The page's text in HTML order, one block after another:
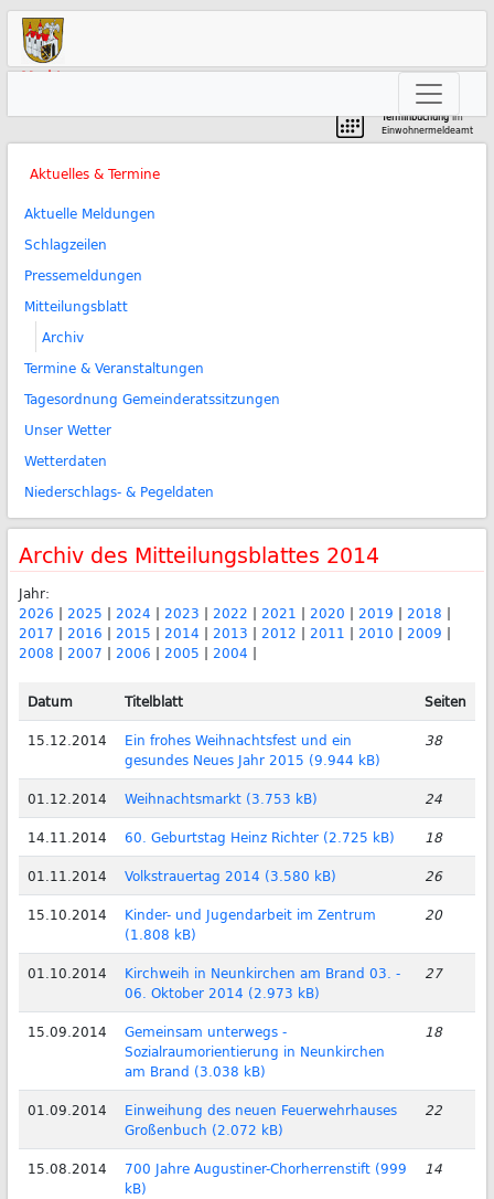
Markt
Terminbuchungim
Einwohnermeldeamt
Aktuelles & Termine
Aktuelle Meldungen
Schlagzeilen
Pressemeldungen
Mitteilungsblatt
Archiv
Termine & Veranstaltungen
Tagesordnung Gemeinderatssitzungen
Unser Wetter
Wetterdaten
Niederschlags- & Pegeldaten
Archiv des Mitteilungsblattes 2014
Jahr:
2026 | 2025 | 2024 | 2023 | 2022 | 2021 | 2020 | 2019 | 2018 |
2017 | 2016 | 2015 | 2014 | 2013 | 2012 | 2011 | 2010 | 2009 |
2008 | 2007 | 2006 | 2005 | 2004 |
Datum Titelblatt
Seiten
15.12.2014
Ein frohes Weihnachtsfest und ein
gesundes Neues Jahr 2015 (9.944 kB)
38
01.12.2014 Weihnachtsmarkt (3.753 kB)
24
14.11.2014
60. Geburtstag Heinz Richter (2.725 kB)
18
01.11.2014
Volkstrauertag 2014 (3.580 kB)
26
15.10.2014
Kinder- und Jugendarbeit im Zentrum
(1.808 kB)
20
01.10.2014
Kirchweih in Neunkirchen am Brand 03. -
06. Oktober 2014 (2.973 kB)
27
15.09.2014
Gemeinsam unterwegs -
Sozialraumorientierung in Neunkirchen
am Brand (3.038 kB)
18
01.09.2014
Einweihung des neuen Feuerwehrhauses
Großenbuch (2.072 kB)
22
15.08.2014
700 Jahre Augustiner-Chorherrenstift (999
kB)
14